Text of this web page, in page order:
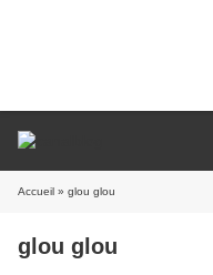
Accueil » glou glou
glou glou